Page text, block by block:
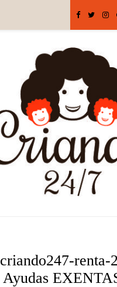
criando247-renta-
Ayudas